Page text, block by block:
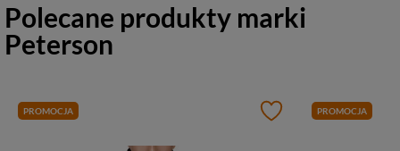
Polecane produkty marki
Peterson
PROMOCJA PROMOCJA